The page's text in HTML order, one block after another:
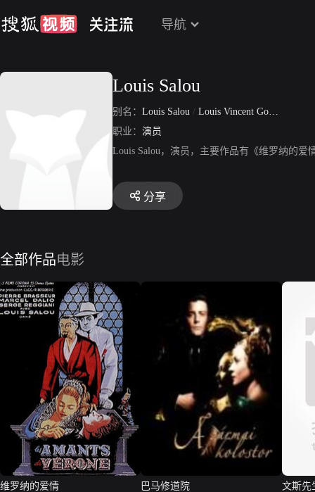
导航
Louis Salou
别名： Louis Salou / Louis Vincent Goulven Salou
职业： 演员
Louis Salou，演员，主要作品有《维罗纳的
分享
全部作品电影
维罗纳的爱情
巴马修道院
文斯先